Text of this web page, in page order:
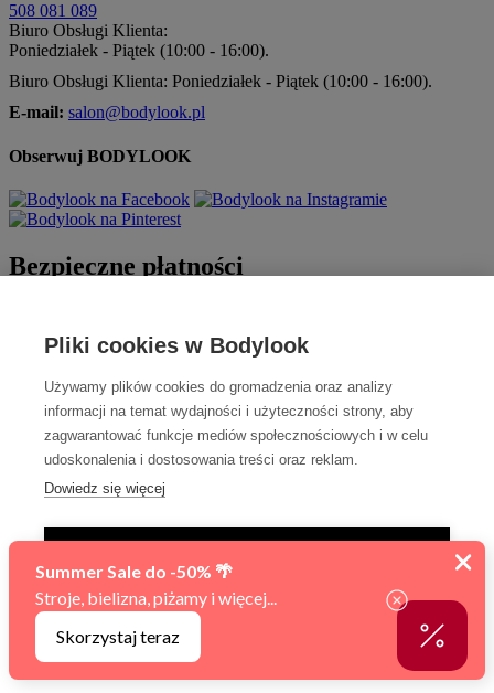
Pliki cookies w Bodylook
Używamy plików cookies do gromadzenia oraz analizy
informacji na temat wydajności i użyteczności strony, aby
zagwarantować funkcje mediów społecznościowych i w celu
udoskonalenia i dostosowania treści oraz reklam.
Dowiedz się więcej
AKCEPTUJ WSZYSTKIE
Zarządzaj ustawieniami
508 081 089
Biuro Obsługi Klienta:
Poniedziałek - Piątek (10:00 - 16:00).
Biuro Obsługi Klienta: Poniedziałek - Piątek (10:00 - 16:00).
E-mail: salon@bodylook.pl
Obserwuj BODYLOOK
Bezpieczne płatności
Szybka dostawa
Sfinansowano w ramach reakcji Unii na pandemię COVID-19.
© 2010 - 2026 BODYLOOK premium lingerie